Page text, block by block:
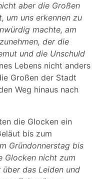
aber die Großen
um uns erkennen zu
machte, am
der die
und die Unschuld
Lebens nicht anders
Großen der Stadt
Weg hinaus nach
die Glocken ein
bis zum
Gründonnerstag bis
Glocken nicht zum
das Leiden und